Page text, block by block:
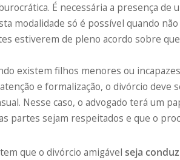
É necessária a presença
modalidade só é possível quando
estiverem de pleno acordo sobre
existem filhos menores ou
e formalização, o divórcio
Nesse caso, o advogado terá um
partes sejam respeitados e que o
que o divórcio amigávelseja